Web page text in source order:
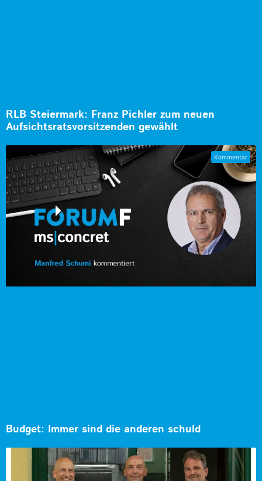
RLB Steiermark: Franz Pichler zum neuen
Aufsichtsratsvorsitzenden gewählt
Budget: Immer sind die anderen schuld